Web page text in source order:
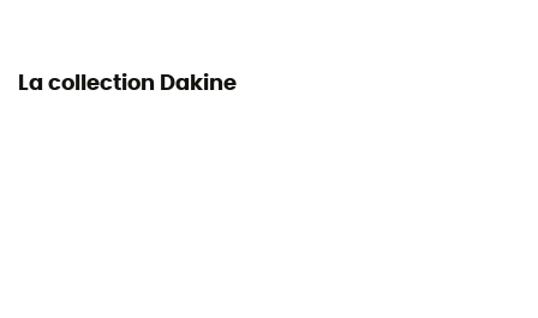
La collection Dakine